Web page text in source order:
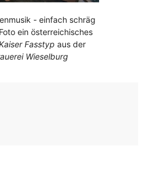
- einfach schräg
ein österreichisches
Fasstyp aus der
Wieselburg